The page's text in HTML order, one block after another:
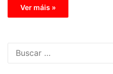
Ver máis »